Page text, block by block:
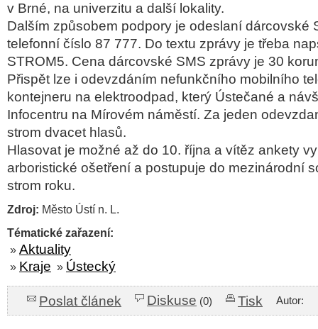
v Brné, na univerzitu a další lokality.
Dalším způsobem podpory je odeslaní dárcovské
telefonní číslo 87 777. Do textu zprávy je třeba
STROM5. Cena dárcovské SMS zprávy je 30
Přispět lze i odevzdáním nefunkčního mobilního
kontejneru na elektroodpad, který Ústečané a
Infocentru na Mírovém náměstí. Za jeden
strom dvacet hlasů.
Hlasovat je možné až do 10. října a vítěz ankety
arboristické ošetření a postupuje do mezinárodní
strom roku.
Zdroj: Město Ústí n. L.
Tématické zařazení:
» Aktuality
» Kraje » Ústecký
Poslat článek Diskuse (0) Tisk Autor: